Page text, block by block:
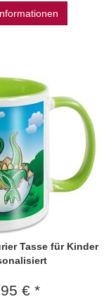
Tasse für Kinder
€ *